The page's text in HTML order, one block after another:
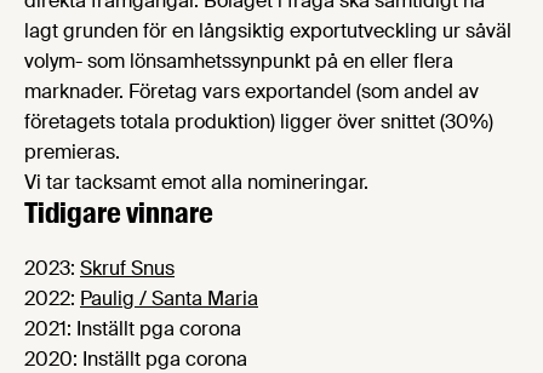
lagt grunden för en långsiktig exportutveckling ur såväl
volym- som lönsamhetssynpunkt på en eller flera
marknader. Företag vars exportandel (som andel av
företagets totala produktion) ligger över snittet (30%)
premieras.
Vi tar tacksamt emot alla nomineringar.
Tidigare vinnare
2023: Skruf Snus
2022: Paulig / Santa Maria
2021: Inställt pga corona
2020: Inställt pga corona